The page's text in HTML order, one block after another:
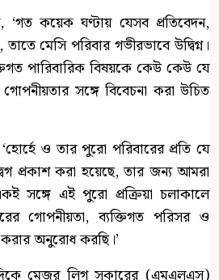
কয়েক ঘণ্টায় যেসব প্রতিবেদন,
মেসি পরিবার গভীরভাবে উদ্বিগ্ন।
পারিবারিক বিষয়কে কেউ কেউ যে
সঙ্গে বিবেচনা করা উচিত
ও তার পুরো পরিবারের প্রতি যে
প্রকাশ করা হয়েছে, তার জন্য আমরা
সঙ্গে এই পুরো প্রক্রিয়া চলাকালে
গোপনীয়তা, ব্যক্তিগত পরিসর ও
করার অনুরোধ করছি।’